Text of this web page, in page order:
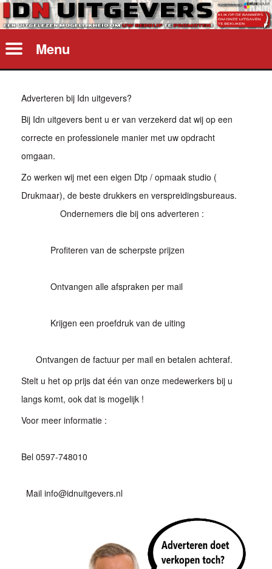
Menu
Adverteren bij Idn uitgevers?
Bij Idn uitgevers bent u er van verzekerd dat wij op een
correcte en professionele manier met uw opdracht
omgaan.
Zo werken wij met een eigen Dtp / opmaak studio (
Drukmaar), de beste drukkers en verspreidingsbureaus.
Ondernemers die bij ons adverteren :
Profiteren van de scherpste prijzen
Ontvangen alle afspraken per mail
Krijgen een proefdruk van de uiting
Ontvangen de factuur per mail en betalen achteraf.
Stelt u het op prijs dat één van onze medewerkers bij u
langs komt, ook dat is mogelijk !
Voor meer informatie :
Bel 0597-748010
Mail info@idnuitgevers.nl